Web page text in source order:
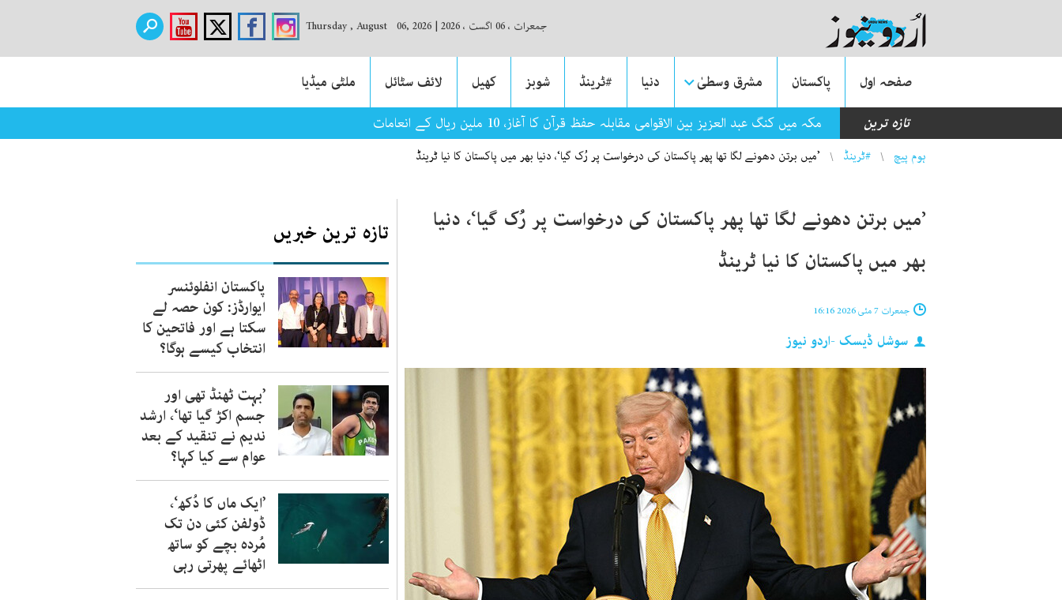
جمعرات ، 06 اگست ، 2026 |
Thursday , August 06, 2026
صفحہ اول پاکستان مشرق وسطیٰ دنیا #ٹرینڈ شوبز کھیل لائف سٹائل
ملٹی میڈیا
تازہ ترین
مکہ میں کنگ عبد العزیز بین الاقوامی مقابلہ حفظ قرآن کا آغاز، 10 ملین ریال کے انعامات
You are here
ہوم پیچ #ٹرینڈ ’میں برتن دھونے لگا تھا پھر پاکستان کی درخواست پر رُک گیا‘، دنیا بھر میں پاکستان کا نیا ٹرینڈ
’میں برتن دھونے لگا تھا پھر پاکستان کی درخواست پر رُک گیا‘، دنیا
بھر میں پاکستان کا نیا ٹرینڈ
جمعرات 7 مئی 2026 16:16
سوشل ڈیسک -اردو نیوز
تازہ ترین خبریں
پاکستان انفلوئنسر
ایوارڈز: کون حصہ لے
سکتا ہے اور فاتحین کا
انتخاب کیسے ہوگا؟
’بہت ٹھنڈ تھی اور
جسم اکڑ گیا تھا‘، ارشد
ندیم نے تنقید کے بعد
عوام سے کیا کہا؟
’ایک ماں کا دُکھ‘،
ڈولفن کئی دن تک
مُردہ بچے کو ساتھ
اٹھائے پھرتی رہی